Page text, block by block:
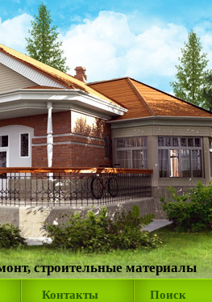
строительные материалы
Контакты Поиск